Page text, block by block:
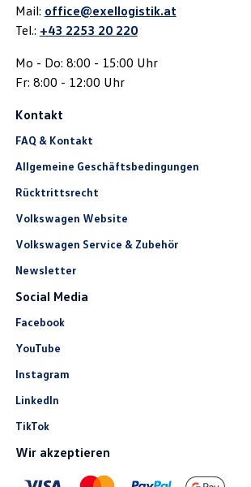
Mail: office@exellogistik.at
Tel.: +43 2253 20 220
Mo - Do: 8:00 - 15:00 Uhr
Fr: 8:00 - 12:00 Uhr
Kontakt
FAQ & Kontakt
Allgemeine Geschäftsbedingungen
Rücktrittsrecht
Volkswagen Website
Volkswagen Service & Zubehör
Newsletter
Social Media
Facebook
YouTube
Instagram
LinkedIn
TikTok
Wir akzeptieren